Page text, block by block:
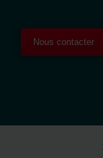
Nous contacter